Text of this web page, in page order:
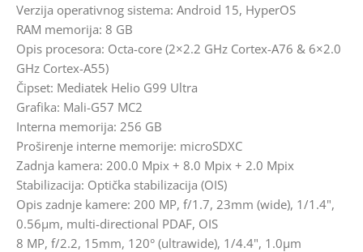
Verzija operativnog sistema: Android 15, HyperOS
RAM memorija: 8 GB
Opis procesora: Octa-core (2×2.2 GHz Cortex-A76 & 6×2.0
GHz Cortex-A55)
Čipset: Mediatek Helio G99 Ultra
Grafika: Mali-G57 MC2
Interna memorija: 256 GB
Proširenje interne memorije: microSDXC
Zadnja kamera: 200.0 Mpix + 8.0 Mpix + 2.0 Mpix
Stabilizacija: Optička stabilizacija (OIS)
Opis zadnje kamere: 200 MP, f/1.7, 23mm (wide), 1/1.4",
0.56µm, multi-directional PDAF, OIS
8 MP, f/2.2, 15mm, 120° (ultrawide), 1/4.4", 1.0µm